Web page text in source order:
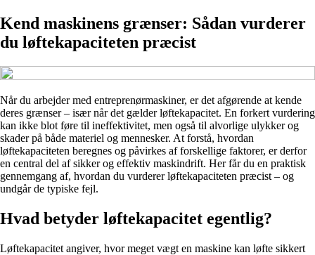
Kend maskinens grænser: Sådan vurderer
du løftekapaciteten præcist
Når du arbejder med entreprenørmaskiner, er det afgørende at kende
deres grænser – især når det gælder løftekapacitet. En forkert vurdering
kan ikke blot føre til ineffektivitet, men også til alvorlige ulykker og
skader på både materiel og mennesker. At forstå, hvordan
løftekapaciteten beregnes og påvirkes af forskellige faktorer, er derfor
en central del af sikker og effektiv maskindrift. Her får du en praktisk
gennemgang af, hvordan du vurderer løftekapaciteten præcist – og
undgår de typiske fejl.
Hvad betyder løftekapacitet egentlig?
Løftekapacitet angiver, hvor meget vægt en maskine kan løfte sikkert